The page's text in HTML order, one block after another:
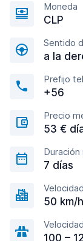
Moneda
CLP
Sentido
a la
Prefijo
+56
Precio
53 €
7 días
50 km/
100 –